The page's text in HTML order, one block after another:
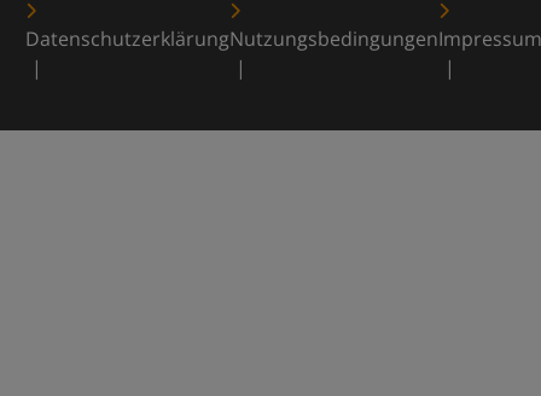
DatenschutzerklärungNutzungsbedingungenImpressum